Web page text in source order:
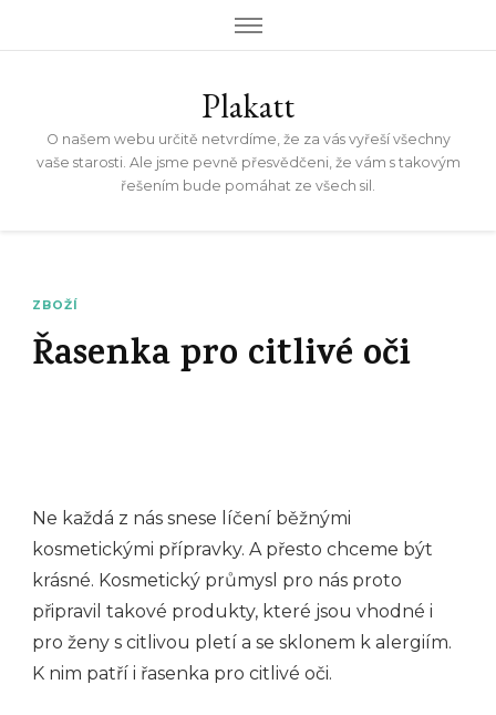
Plakatt
O našem webu určitě netvrdíme, že za vás vyřeší všechny
vaše starosti. Ale jsme pevně přesvědčeni, že vám s takovým
řešením bude pomáhat ze všech sil.
ZBOŽÍ
Řasenka pro citlivé oči
Ne každá z nás snese líčení běžnými
kosmetickými přípravky. A přesto chceme být
krásné. Kosmetický průmysl pro nás proto
připravil takové produkty, které jsou vhodné i
pro ženy s citlivou pletí a se sklonem k alergiím.
K nim patří i řasenka pro citlivé oči.